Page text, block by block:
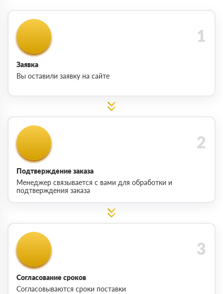
Заявка
Вы оставили заявку на сайте
Подтверждение заказа
Менеджер связывается с вами для обработки и
подтверждения заказа
Согласование сроков
Согласовываются сроки поставки